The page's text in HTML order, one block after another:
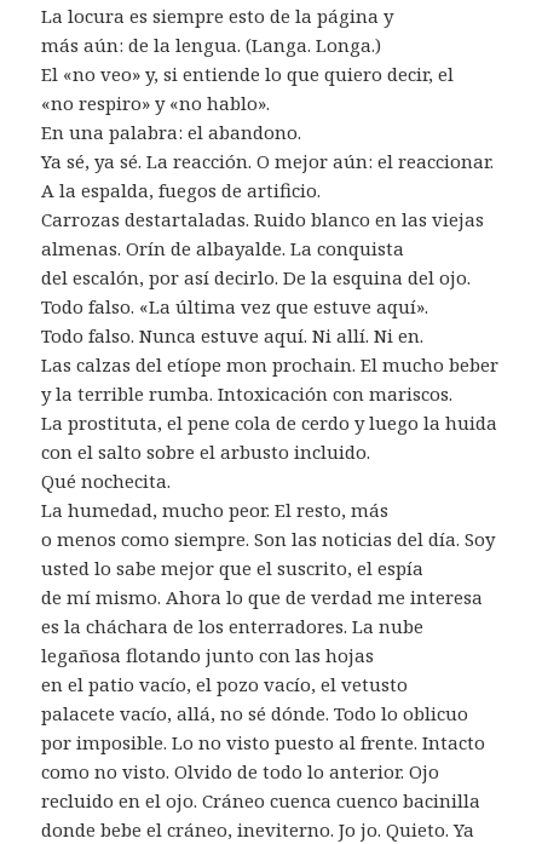
La locura es siempre esto de la página y
más aún: de la lengua. (Langa. Longa.)
El «no veo» y, si entiende lo que quiero decir, el
«no respiro» y «no hablo».
En una palabra: el abandono.
Ya sé, ya sé. La reacción. O mejor aún: el reaccionar.
A la espalda, fuegos de artificio.
Carrozas destartaladas. Ruido blanco en las viejas
almenas. Orín de albayalde. La conquista
del escalón, por así decirlo. De la esquina del ojo.
Todo falso. «La última vez que estuve aquí».
Todo falso. Nunca estuve aquí. Ni allí. Ni en.
Las calzas del etíope mon prochain. El mucho beber
y la terrible rumba. Intoxicación con mariscos.
La prostituta, el pene cola de cerdo y luego la huida
con el salto sobre el arbusto incluido.
Qué nochecita.
La humedad, mucho peor. El resto, más
o menos como siempre. Son las noticias del día. Soy
usted lo sabe mejor que el suscrito, el espía
de mí mismo. Ahora lo que de verdad me interesa
es la cháchara de los enterradores. La nube
legañosa flotando junto con las hojas
en el patio vacío, el pozo vacío, el vetusto
palacete vacío, allá, no sé dónde. Todo lo oblicuo
por imposible. Lo no visto puesto al frente. Intacto
como no visto. Olvido de todo lo anterior. Ojo
recluido en el ojo. Cráneo cuenca cuenco bacinilla
donde bebe el cráneo, ineviterno. Jo jo. Quieto. Ya